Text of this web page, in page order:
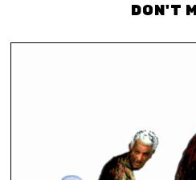
DON'T